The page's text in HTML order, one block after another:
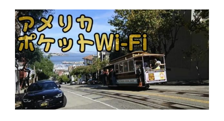
View
Larger
Image